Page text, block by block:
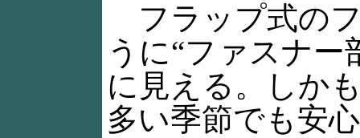
フラップ式の
うに“ファスナ
に見える。しか
多い季節でも安